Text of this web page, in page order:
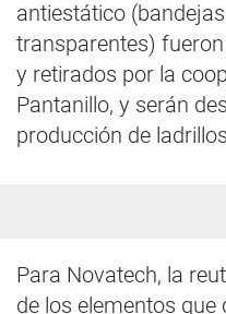
antiestático
transparentes)
y retirados por la
Pantanillo, y serán
producción de
Para Novatech, la
de los elementos que